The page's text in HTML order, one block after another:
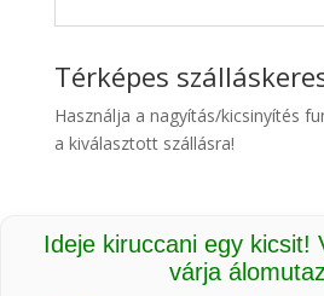
Térképes
Használja a nagyítás/kicsinyítés
a kiválasztott szállásra!
Ideje kiruccani egy kicsit!
várja